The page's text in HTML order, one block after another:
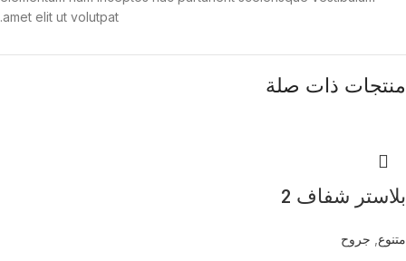
amet elit ut volutpat.
منتجات ذات صلة
بلاستر شفاف 2
متنوع جروح